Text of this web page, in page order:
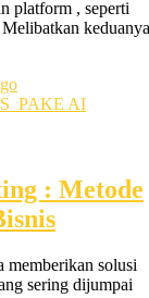
platform , seperti
: Metode
solusi
sering dijumpai